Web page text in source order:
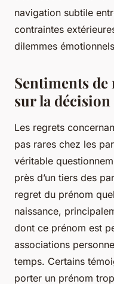
navigation subtile
contraintes
dilemmes
Sentiments
sur la
Les regrets
pas rares chez les
véritable
près d’un tiers des
regret du prénom
naissance,
dont ce prénom est
associations
temps. Certains
porter un prénom